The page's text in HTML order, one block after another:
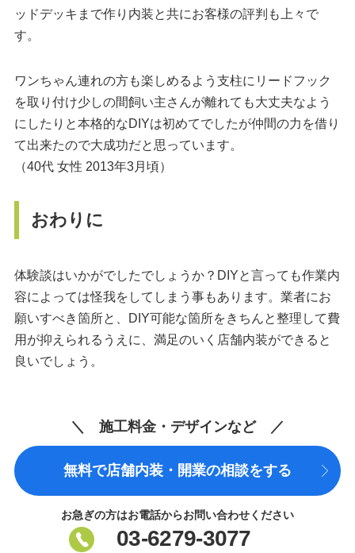
ッドデッキまで作り内装と共にお客様の評判も上々で
す。
ワンちゃん連れの方も楽しめるよう支柱にリードフック
を取り付け少しの間飼い主さんが離れても大丈夫なよう
にしたりと本格的なDIYは初めてでしたが仲間の力を借り
て出来たので大成功だと思っています。
（40代 女性 2013年3月頃）
おわりに
体験談はいかがでしたでしょうか？DIYと言っても作業内
容によっては怪我をしてしまう事もあります。業者にお
願いすべき箇所と、DIY可能な箇所をきちんと整理して費
用が抑えられるうえに、満足のいく店舗内装ができると
良いでしょう。
＼ 施工料金・デザインなど ／
無料で店舗内装・開業の相談をする
お急ぎの方はお電話からお問い合わせください
03-6279-3077